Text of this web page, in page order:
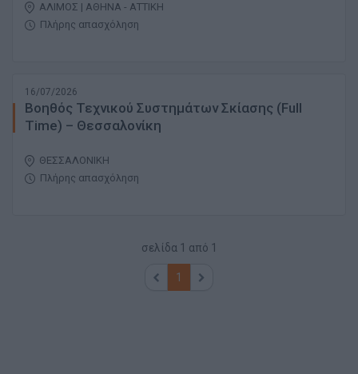
ΑΛΙΜΟΣ | ΑΘΗΝΑ - ΑΤΤΙΚΗ
Πλήρης απασχόληση
16/07/2026
Βοηθός Τεχνικού Συστημάτων Σκίασης (Full
Time) – Θεσσαλονίκη
ΘΕΣΣΑΛΟΝΙΚΗ
Πλήρης απασχόληση
σελίδα 1 από 1
1